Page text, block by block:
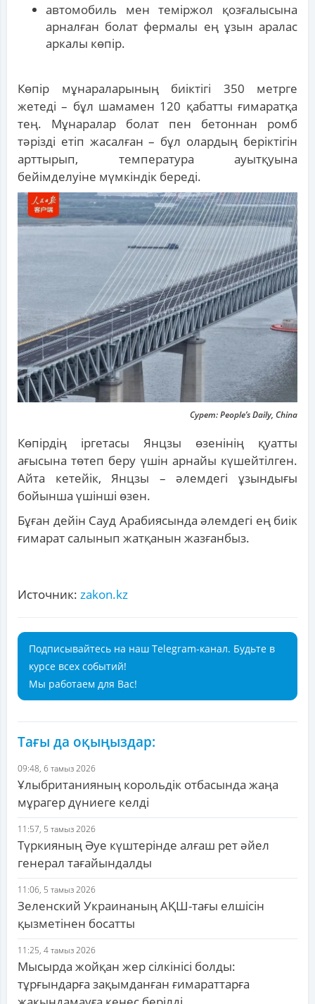
автомобиль мен теміржол қозғалысына
арналған болат фермалы ең ұзын аралас
аркалы көпір.
Көпір мұнараларының биіктігі 350 метрге
жетеді – бұл шамамен 120 қабатты ғимаратқа
тең. Мұнаралар болат пен бетоннан ромб
тәрізді етіп жасалған – бұл олардың беріктігін
арттырып, температура ауытқуына
бейімделуіне мүмкіндік береді.
Сурет: People’s Daily, China
Көпірдің іргетасы Янцзы өзенінің қуатты
ағысына төтеп беру үшін арнайы күшейтілген.
Айта кетейік, Янцзы – әлемдегі ұзындығы
бойынша үшінші өзен.
Бұған дейін Сауд Арабиясында әлемдегі ең биік
ғимарат салынып жатқанын жазғанбыз.
Источник: zakon.kz
Подписывайтесь на наш Telegram-канал. Будьте в
курсе всех событий!
Мы работаем для Вас!
Тағы да оқыңыздар:
09:48, 6 тамыз 2026
Ұлыбританияның корольдік отбасында жаңа
мұрагер дүниеге келді
11:57, 5 тамыз 2026
Түркияның Әуе күштерінде алғаш рет әйел
генерал тағайындалды
11:06, 5 тамыз 2026
Зеленский Украинаның АҚШ-тағы елшісін
қызметінен босатты
11:25, 4 тамыз 2026
Мысырда жойқан жер сілкінісі болды:
тұрғындарға зақымданған ғимараттарға